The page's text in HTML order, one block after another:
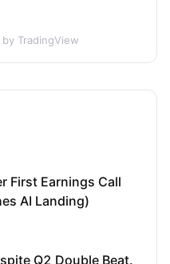
by TradingView